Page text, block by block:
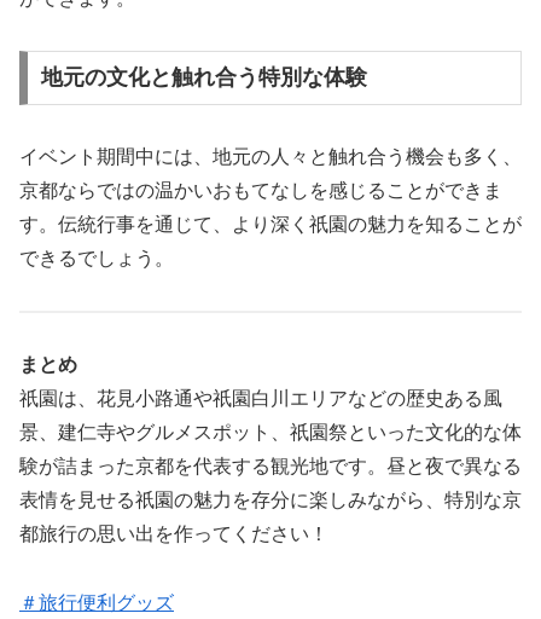
地元の文化と触れ合う特別な体験
イベント期間中には、地元の人々と触れ合う機会も多く、
京都ならではの温かいおもてなしを感じることができま
す。伝統行事を通じて、より深く祇園の魅力を知ることが
できるでしょう。
まとめ
祇園は、花見小路通や祇園白川エリアなどの歴史ある風
景、建仁寺やグルメスポット、祇園祭といった文化的な体
験が詰まった京都を代表する観光地です。昼と夜で異なる
表情を見せる祇園の魅力を存分に楽しみながら、特別な京
都旅行の思い出を作ってください！
＃旅行便利グッズ